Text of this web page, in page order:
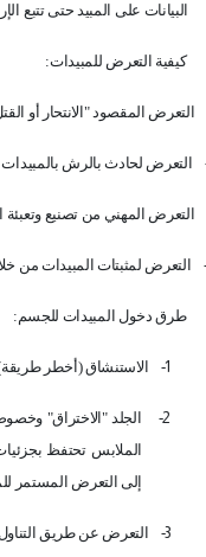
البيانات على المبيد حتى تتبع
كيفية التعرض للمبيدات:
التعرض المقصود "الانتحار أو
التعرض لحادث بالرش
التعرض المهني من تصنيع
التعرض لمثبتات المبيدات من
طرق دخول المبيدات للجسم:
1- الاستنشاق (أخطر
2-
الجلد "الاختراق"
الملابس تحتفظ
إلى التعرض المستمر
3- التعرض عن طريق